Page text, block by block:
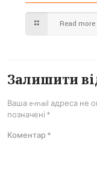
Read more
Залишити
Ваша e-mail адреса не
позначені *
Коментар*